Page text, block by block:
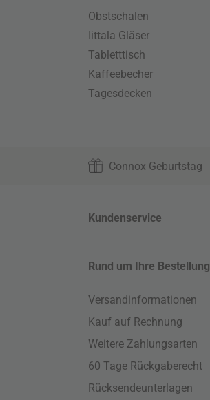
Obstschalen
Iittala Gläser
Tabletttisch
Kaffeebecher
Tagesdecken
Connox Geburtstag
Kundenservice
Rund um Ihre Bestellung
Versandinformationen
Kauf auf Rechnung
Weitere Zahlungsarten
60 Tage Rückgaberecht
Rücksendeunterlagen